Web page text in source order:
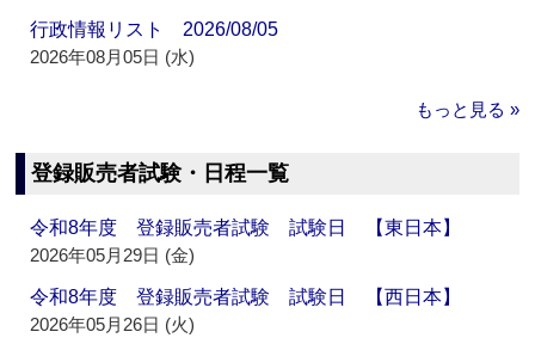
行政情報リスト 2026/08/05
2026年08月05日 (水)
もっと見る »
登録販売者試験・日程一覧
令和8年度 登録販売者試験 試験日 【東日本】
2026年05月29日 (金)
令和8年度 登録販売者試験 試験日 【西日本】
2026年05月26日 (火)